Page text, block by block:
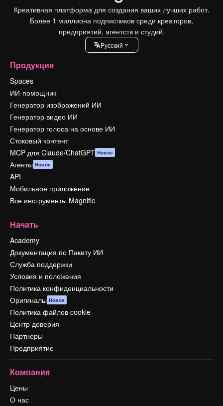
Креативная платформа для создания ваших лучших работ.
Более 1 миллиона подписчиков среди креаторов,
предприятий, агентств и студий.
Pусский
Продукция
Spaces
ИИ-помощник
Генератор изображений ИИ
Генератор видео ИИ
Генератор голоса на основе ИИ
Стоковый контент
MCP для Claude/ChatGPT Новое
Агенты Новое
API
Мобильное приложение
Все инструменты Magnific
Начать
Academy
Документация по Пакету ИИ
Служба поддержки
Условия и положения
Политика конфиденциальности
Оригиналы Новое
Политика файлов cookie
Центр доверия
Партнеры
Предприятие
Компания
Цены
О нас